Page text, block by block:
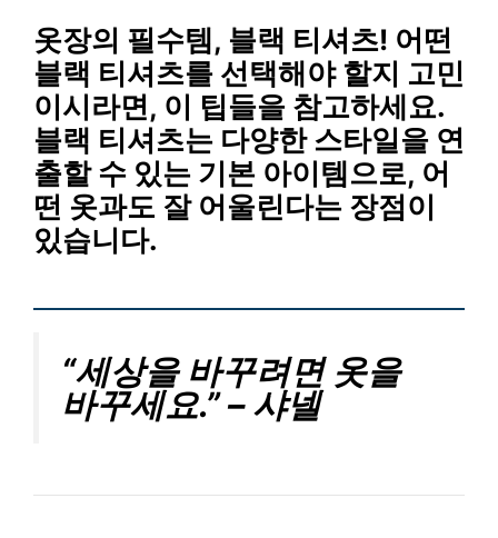
옷장의 필수템, 블랙 티셔츠! 어떤
블랙 티셔츠를 선택해야 할지 고민
이시라면, 이 팁들을 참고하세요.
블랙 티셔츠는 다양한 스타일을 연
출할 수 있는 기본 아이템으로, 어
떤 옷과도 잘 어울린다는 장점이
있습니다.
“세상을 바꾸려면 옷을
바꾸세요.” – 샤넬